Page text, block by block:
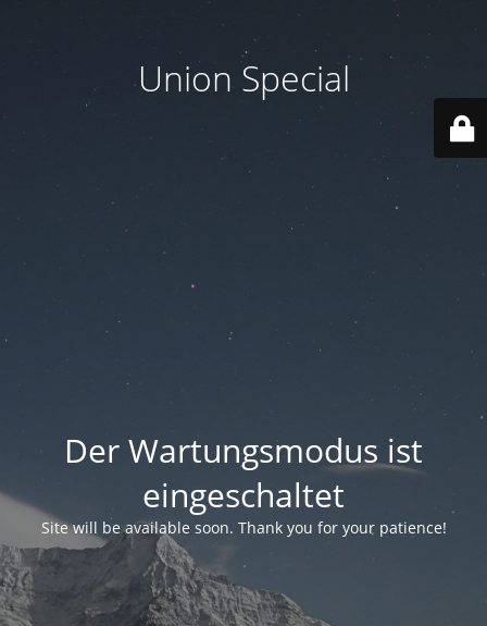
Union Special
Der Wartungsmodus ist
eingeschaltet
Site will be available soon. Thank you for your patience!